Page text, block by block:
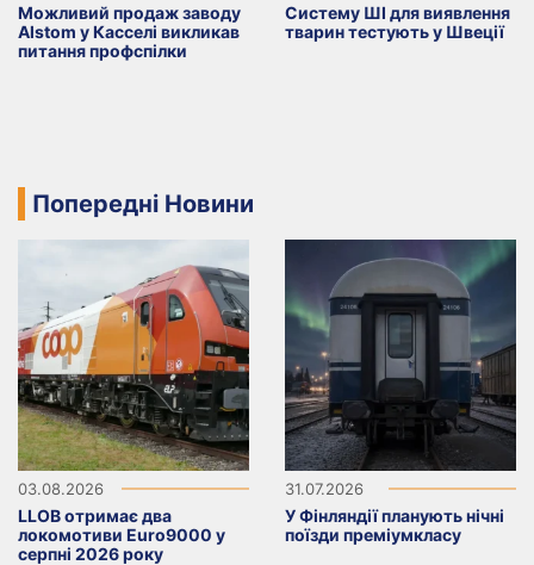
Можливий продаж заводу
Alstom у Касселі викликав
питання профспілки
Систему ШІ для виявлення
тварин тестують у Швеції
Попередні Новини
03.08.2026
LLOB отримає два
локомотиви Euro9000 у
серпні 2026 року
31.07.2026
У Фінляндії планують нічні
поїзди преміумкласу